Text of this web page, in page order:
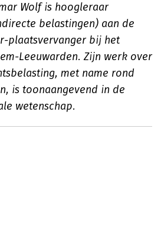
Wolf is hoogleraar
belastingen) aan de
plaatsvervanger bij het
Leeuwarden. Zijn werk over
met name rond
is toonaangevend in de
wetenschap.